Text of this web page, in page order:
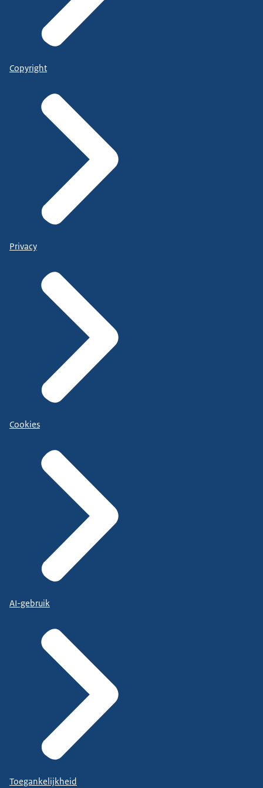
Copyright
Privacy
Cookies
AI-gebruik
Toegankelijkheid